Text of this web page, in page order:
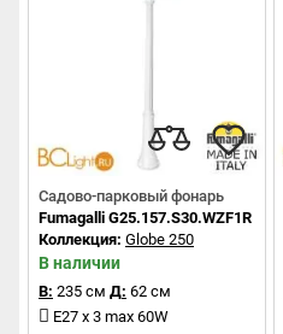
Садово-парковый фонарь
Fumagalli G25.157.S30.WZF1R
Коллекция: Globe 250
В наличии
В: 235 см Д: 62 см
E27 x 3 max 60W